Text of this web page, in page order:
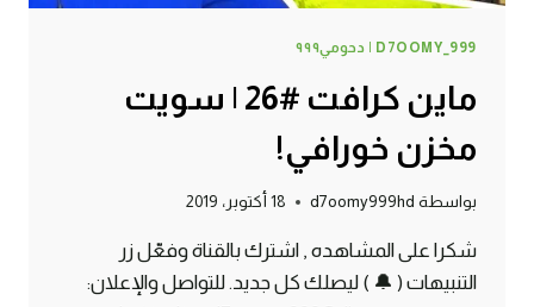
D7OOMY_999 | دحومي٩٩٩
ماين كرافت #26 | سويت
مخزن خورافي!
بواسطة d7oomy999hd 18 أكتوبر، 2019
شكرا على المشاهده , اشترك بالقناة وفعّل زر
التنبيهات ( 🔔 ) ليصلك كل جديد. للتواصل والإعلان: